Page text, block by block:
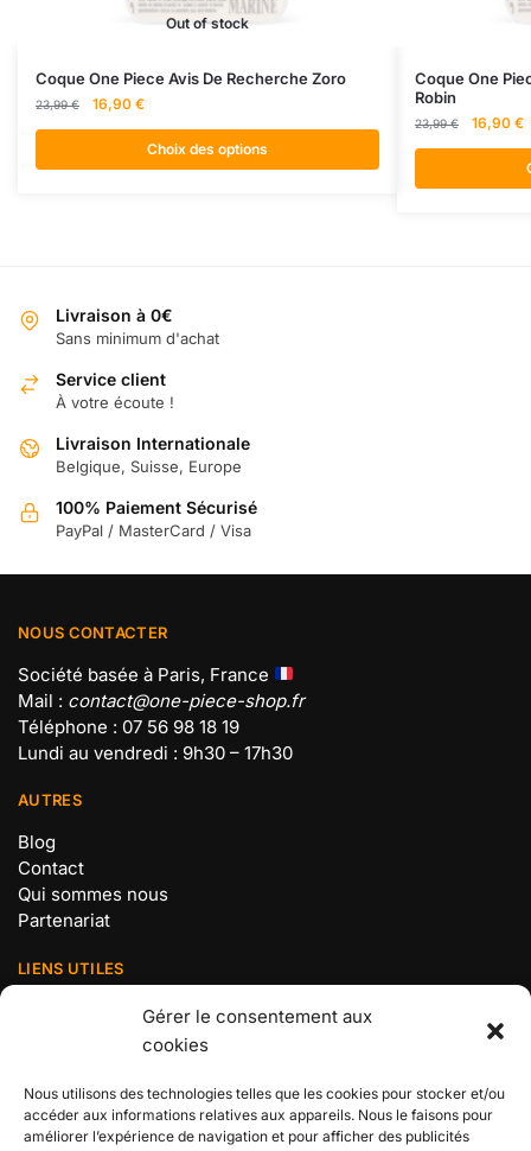
Gérer le consentement aux
cookies
Nous utilisons des technologies telles que les cookies pour stocker et/ou
accéder aux informations relatives aux appareils. Nous le faisons pour
améliorer l’expérience de navigation et pour afficher des publicités
Out of stock
Coque One Piece Avis De Recherche Zoro
23,99€
Le
prix
était :
16,90 €Le
prix
actuel
est :
Choix des options
Ce
produit
a
plusieurs
être
choisies
la
du
produit
Coque One
Robin
23,99€
Le
prix
était :
16,90 €
Ce
produit
a
variations.
Livraison à 0€
Sans minimum d'achat
Service client
À votre écoute !
Livraison Internationale
Belgique, Suisse, Europe
100% Paiement Sécurisé
PayPal / MasterCard / Visa
NOUS CONTACTER
Société basée à Paris, France
Mail : contact@one-piece-shop.fr
Téléphone : 07 56 98 18 19
Lundi au vendredi : 9h30 – 17h30
AUTRES
Blog
Contact
Qui sommes nous
Partenariat
LIENS UTILES
Mentions légales
Politique de confidentialité
Politique de cookies (UE)
BOUTIQUE N°1 ONE PIECE